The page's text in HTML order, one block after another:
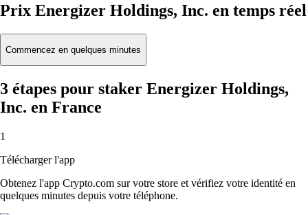
Prix Energizer Holdings, Inc. en temps réel
Commencez en quelques minutes
3 étapes pour staker Energizer Holdings,
Inc. en France
1
Télécharger l'app
Obtenez l'app Crypto.com sur votre store et vérifiez votre identité en
quelques minutes depuis votre téléphone.